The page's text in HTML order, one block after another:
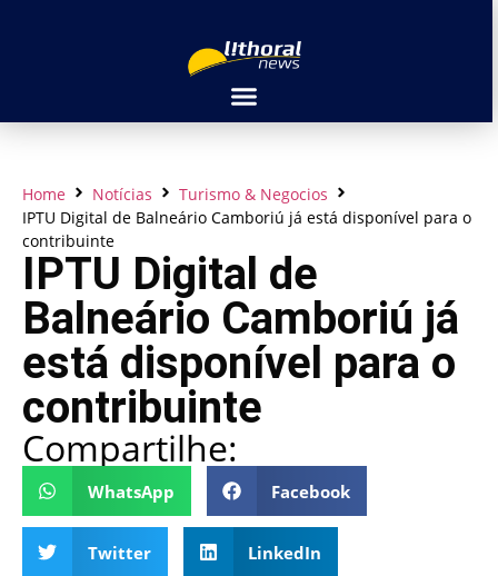
Home Notícias
Turismo & Negocios
IPTU Digital de Balneário Camboriú já está disponível para o
contribuinte
IPTU Digital de
Balneário Camboriú já
está disponível para o
contribuinte
Compartilhe:
WhatsApp Facebook
Twitter LinkedIn